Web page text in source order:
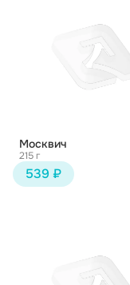
Москвич
215 г
539 ₽